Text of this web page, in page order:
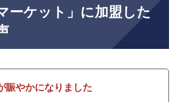
ーケット」に加盟した
賑やかになりました